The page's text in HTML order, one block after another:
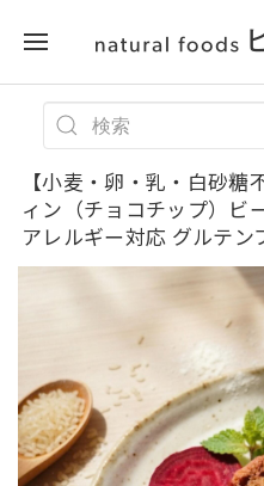
【小麦・卵・乳・白砂糖
ィン（チョコチップ）ビ
アレルギー対応 グルテン